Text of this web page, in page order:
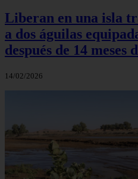
Liberan en una isla
a dos águilas
después de 14 meses
14/02/2026